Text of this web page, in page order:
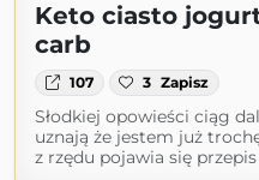
Keto ciasto
carb
107 3 Zapisz
Słodkiej opowieści ciąg
uznają że jestem już
z rzędu pojawia się przepis